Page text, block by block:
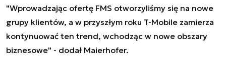
"Wprowadzając ofertę FMS otworzyliśmy się na nowe
grupy klientów, a w przyszłym roku T-Mobile zamierza
kontynuować ten trend, wchodząc w nowe obszary
biznesowe" - dodał Maierhofer.